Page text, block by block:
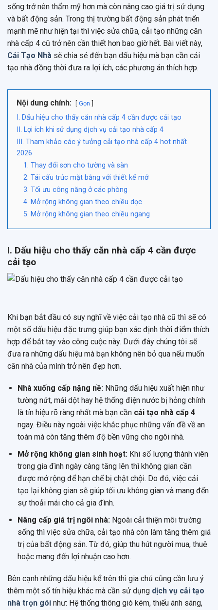
sống trở nên thẩm mỹ hơn mà còn nâng cao giá trị sử dụng
và bất động sản. Trong thị trường bất động sản phát triển
mạnh mẽ như hiện tại thì việc sửa chữa, cải tạo những căn
nhà cấp 4 cũ trở nên cần thiết hơn bao giờ hết. Bài viết này,
Cải Tạo Nhà sẽ chia sẻ đến bạn dấu hiệu mà bạn cần cải
tạo nhà đồng thời đưa ra lợi ích, các phương án thích hợp.
Nội dung chính: Gọn
I. Dấu hiệu cho thấy căn nhà cấp 4 cần được cải tạo
II. Lợi ích khi sử dụng dịch vụ cải tạo nhà cấp 4
III. Tham khảo các ý tưởng cải tạo nhà cấp 4 hot nhất
2026
1. Thay đổi sơn cho tường và sàn
2. Tái cấu trúc mặt bằng với thiết kế mở
3. Tối ưu công năng ở các phòng
4. Mở rộng không gian theo chiều dọc
5. Mở rộng không gian theo chiều ngang
I. Dấu hiệu cho thấy căn nhà cấp 4 cần được
cải tạo
Khi bạn bắt đầu có suy nghĩ về việc cải tạo nhà cũ thì sẽ có
một số dấu hiệu đặc trưng giúp bạn xác định thời điểm thích
hợp để bắt tay vào công cuộc này. Dưới đây chúng tôi sẽ
đưa ra những dấu hiệu mà bạn không nên bỏ qua nếu muốn
căn nhà của mình trở nên đẹp hơn.
Nhà xuống cấp nặng nề: Những dấu hiệu xuất hiện như
tường nứt, mái dột hay hệ thống điện nước bị hỏng chính
là tín hiệu rõ ràng nhất mà bạn cần cải tạo nhà cấp 4
ngay. Điều này ngoài việc khắc phục những vấn đề về an
toàn mà còn tăng thêm độ bền vững cho ngôi nhà.
Mở rộng không gian sinh hoạt: Khi số lượng thành viên
trong gia đình ngày càng tăng lên thì không gian cần
được mở rộng để hạn chế bị chật chội. Do đó, việc cải
tạo lại không gian sẽ giúp tối ưu không gian và mang đến
sự thoải mái cho cả gia đình.
Nâng cấp giá trị ngôi nhà: Ngoài cải thiện môi trường
sống thì việc sửa chữa, cải tạo nhà còn làm tăng thêm giá
trị của bất động sản. Từ đó, giúp thu hút người mua, thuê
hoặc mang đến lợi nhuận cao hơn.
Bên cạnh những dấu hiệu kể trên thì gia chủ cũng cần lưu ý
thêm một số tín hiệu khác mà cần sử dụng dịch vụ cải tạo
nhà trọn gói như: Hệ thống thông gió kém, thiếu ánh sáng,